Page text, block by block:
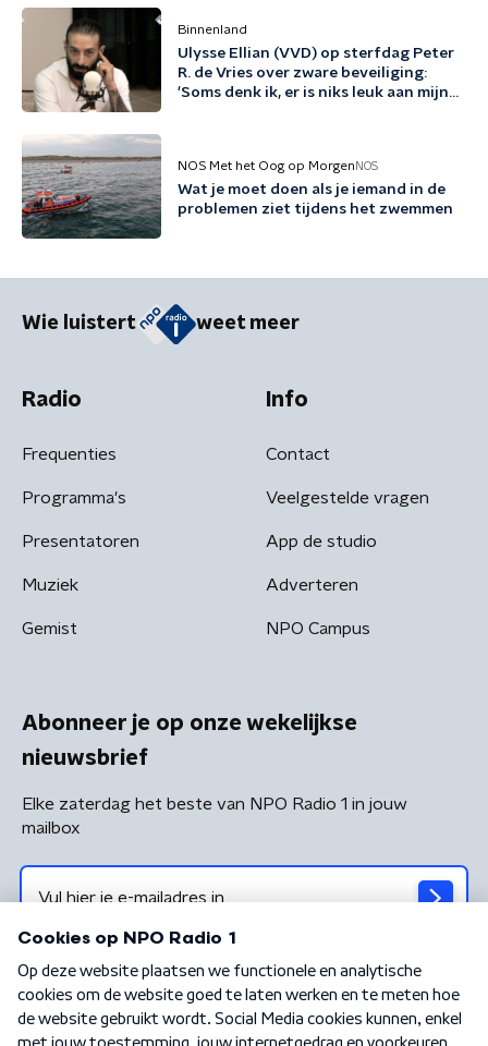
Binnenland
Ulysse Ellian (VVD) op sterfdag Peter
R. de Vries over zware beveiliging:
'Soms denk ik, er is niks leuk aan mijn
NOS Met het Oog op Morgen NOS
Wat je moet doen als je iemand in de
problemen ziet tijdens het zwemmen
Wie luistert weet meer
Radio
Frequenties
Programma's
Presentatoren
Muziek
Gemist
Info
Contact
Veelgestelde vragen
App de studio
Adverteren
NPO Campus
Abonneer je op onze wekelijkse
nieuwsbrief
Elke zaterdag het beste van NPO Radio 1 in jouw
mailbox
Algemene voorwaarden